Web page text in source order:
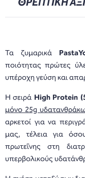
Τα ζυμαρικά
ποιότητας πρώτες
υπέροχη γεύση και
Η σειρά High Protein
μόνο 25g
αρκετοί για να
μας, τέλεια για
πρωτεΐνης στη
υπερβολικούς